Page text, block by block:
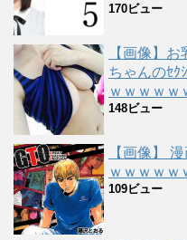
170ビュー
【画像】
ちゃんのｾｸ
ｗｗｗｗｗ
148ビュー
【画像】
ｗｗｗｗｗ
109ビュー